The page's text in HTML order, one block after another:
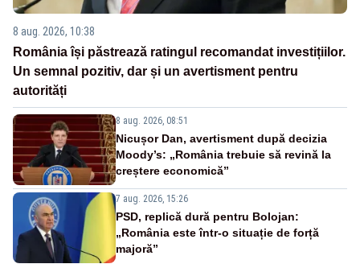
8 aug. 2026, 10:38
România își păstrează ratingul recomandat investițiilor.
Un semnal pozitiv, dar și un avertisment pentru
autorități
8 aug. 2026, 08:51
Nicușor Dan, avertisment după decizia
Moody’s: „România trebuie să revină la
creștere economică”
7 aug. 2026, 15:26
PSD, replică dură pentru Bolojan:
„România este într-o situație de forță
majoră”